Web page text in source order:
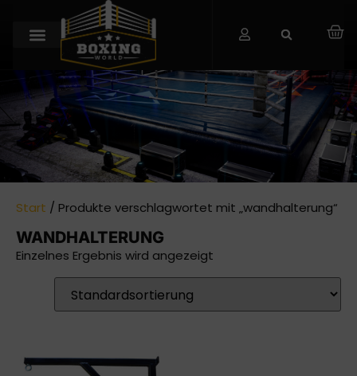
Start / Produkte verschlagwortet mit „wandhalterung“
WANDHALTERUNG
Einzelnes Ergebnis wird angezeigt